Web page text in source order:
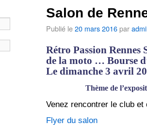
Salon de
Publié le20 mars 2016par
Rétro Passion Rennes
de la moto … Bourse
Le dimanche 3 avril
Thème de
Venez rencontrer le club
Flyer du salon